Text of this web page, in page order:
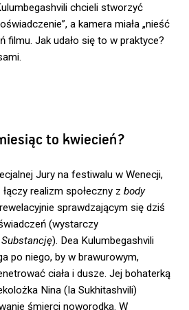
chcieli stworzyć
a kamera miała „nieść
filmu. Jak udało się to w praktyce?
to kwiecień?
Jury na festiwalu w Wenecji,
realizm społeczny zbody
sprawdzającym się dziś
(wystarczy
Substancję). Dea Kulumbegashvili
po niego, by w brawurowym,
ciała i dusze. Jej bohaterką
Nina (Ia Sukhitashvili)
śmierci noworodka. W